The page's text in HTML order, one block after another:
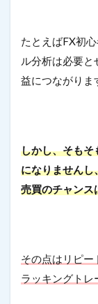
たとえばFX初
ル分析は必要
益につながりま
しかし、そもそ
になりませんし
売買のチャンス
その点はリピー
ラッキングトレ